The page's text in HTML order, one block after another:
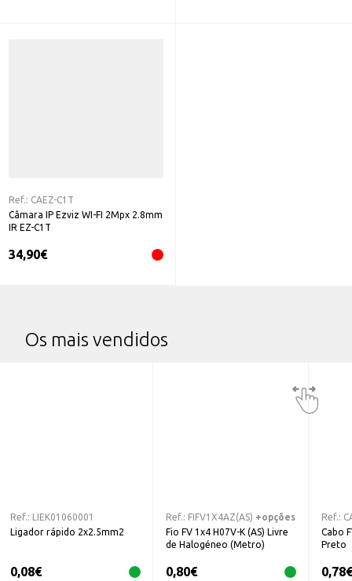
Ref.: CAEZ-C1T
Câmara IP Ezviz WI-FI 2Mpx 2.8mm
IR EZ-C1T
34,90€
Os mais vendidos
Ref.:
LIEK01060001
Ligador rápido 2x2.5mm2
0,08€
Ref.: FIFV1X4AZ(AS) +opções
Fio FV 1x4 H07V-K (AS) Livre
de Halogéneo (Metro)
0,80€
Ref.:
Cabo
Preto
0,78€